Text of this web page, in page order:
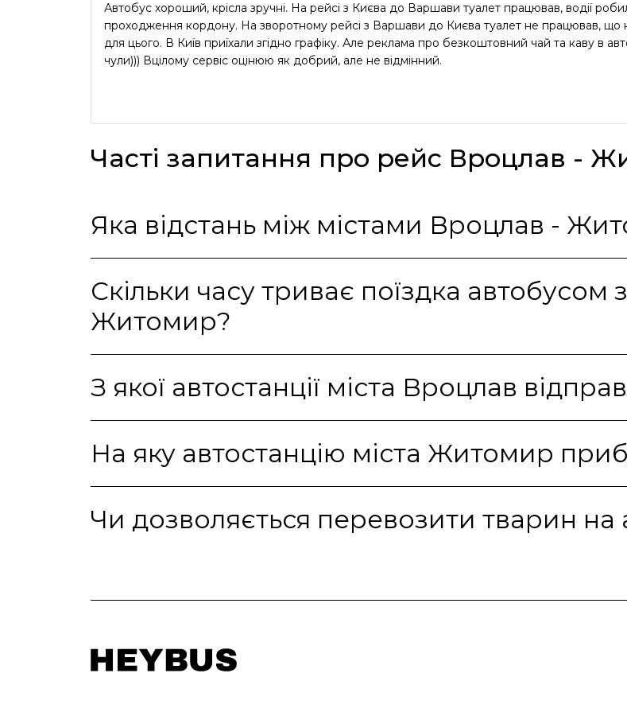
Автобус хороший, крісла зручні. На рейсі з Києва до Варшави туалет працював, водії
проходження кордону. На зворотному рейсі з Варшави до Києва туалет не працював, що
для цього. В Київ приїхали згідно графіку. Але реклама про безкоштовний чай та каву в
чули))) Вцілому сервіс оцінюю як добрий, але не відмінний.
Часті запитання про рейс Вроцлав -
Яка відстань між містами Вроцлав -
Скільки часу триває поїздка
Житомир?
З якої автостанції міста Вроцлав
На яку автостанцію міста Житомир
Чи дозволяється перевозити тварин на